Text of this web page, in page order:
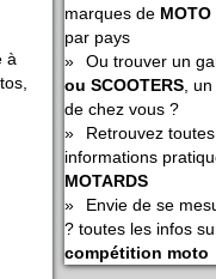
marques de MOTO
par pays
»
Ou trouver un
ou SCOOTERS ,
de chez vous ?
»
Retrouvez
informations
MOTARDS
»
Envie de se
? toutes les infos
compétition moto
à